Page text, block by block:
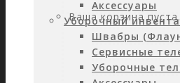
Ваша корзина пуста.
Аксессуары
Уборочный
Швабры
Сервисные
Уборочные